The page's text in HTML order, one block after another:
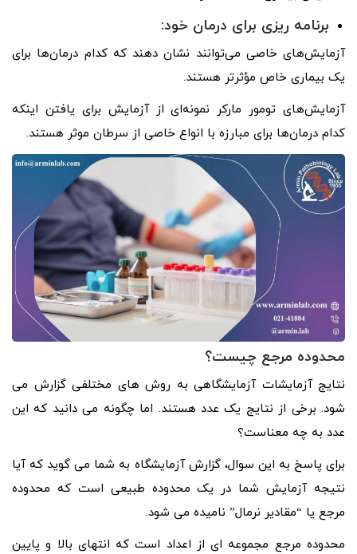
برنامه ریزی برای درمان خود:
آزمایش‌های خاصی می‌توانند نشان دهند که کدام درمان‌ها برای
یک بیماری خاص مؤثرتر هستند.
آزمایش‌های تومور مارکر نمونه‌ای از آزمایش برای یافتن اینکه
کدام درمان‌ها برای مبارزه با انواع خاصی از سرطان موثر هستند.
محدوده مرجع چیست؟
نتایج آزمایشات آزمایشگاهی به روش های مختلفی گزارش می
شود. برخی از نتایج یک عدد هستند. اما چگونه می دانید که این
عدد به چه معناست؟
برای پاسخ به این سوال، گزارش آزمایشگاه به شما می گوید که آیا
نتیجه آزمایش شما در یک محدوده طبیعی است که محدوده
مرجع یا “مقادیر نرمال” نامیده می شود.
محدوده مرجع مجموعه ای از اعداد است که انتهای بالا و پایین